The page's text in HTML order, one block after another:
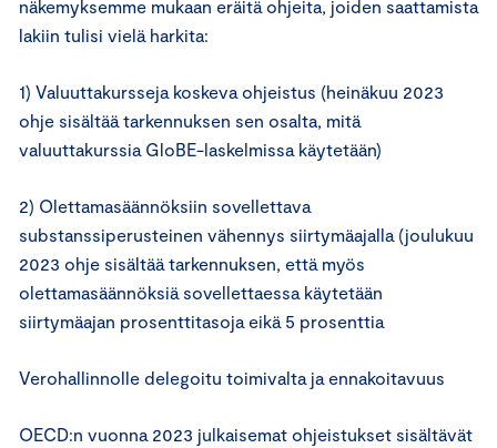
näkemyksemme mukaan eräitä ohjeita, joiden saattamista
lakiin tulisi vielä harkita:
1) Valuuttakursseja koskeva ohjeistus (heinäkuu 2023
ohje sisältää tarkennuksen sen osalta, mitä
valuuttakurssia GloBE-laskelmissa käytetään)
2) Olettamasäännöksiin sovellettava
substanssiperusteinen vähennys siirtymäajalla (joulukuu
2023 ohje sisältää tarkennuksen, että myös
olettamasäännöksiä sovellettaessa käytetään
siirtymäajan prosenttitasoja eikä 5 prosenttia
Verohallinnolle delegoitu toimivalta ja ennakoitavuus
OECD:n vuonna 2023 julkaisemat ohjeistukset sisältävät